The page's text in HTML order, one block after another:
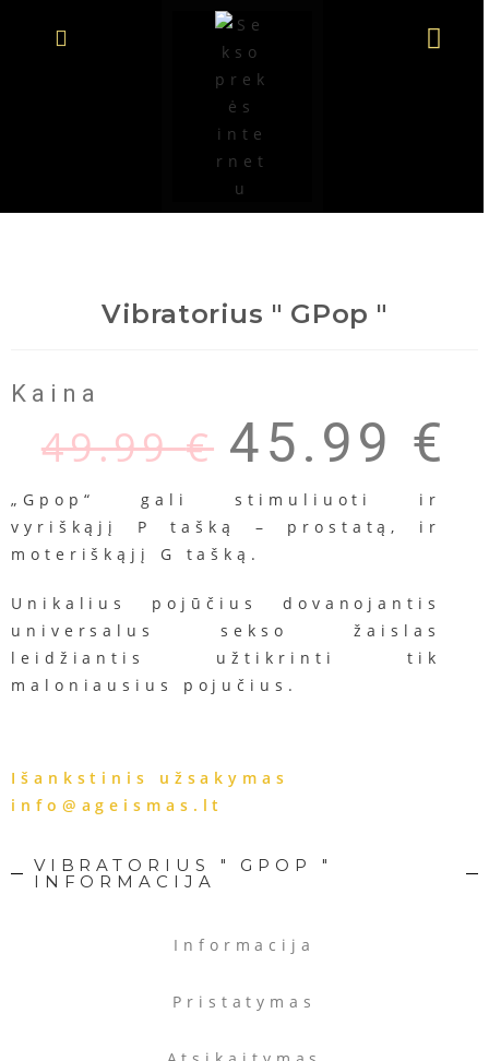
Vibratorius " GPop "
Kaina
49.99€ 45.99 €
„Gpop“ gali stimuliuoti ir
vyriškąjį P tašką – prostatą, ir
moteriškąjį G tašką.
Unikalius pojūčius dovanojantis
universalus sekso žaislas
leidžiantis užtikrinti tik
maloniausius pojučius.
Išankstinis užsakymas
info@ageismas.lt
VIBRATORIUS " GPOP "
INFORMACIJA
Informacija
Pristatymas